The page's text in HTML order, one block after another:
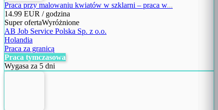
Praca przy malowaniu kwiatów w szklarni – praca w...
14.99 EUR / godzina
Super ofertaWyróżnione
AB Job Service Polska Sp. z o.o.
Holandia
Praca za granicą
Praca tymczasowa
Wygasa za 5 dni